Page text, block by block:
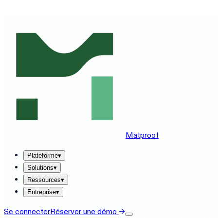
Matproof
Plateforme▾
Solutions▾
Ressources▾
Entreprise▾
Se connecterRéserver une démo →